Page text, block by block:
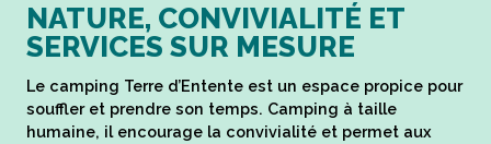
NATURE, CONVIVIALITÉ ET
SERVICES SUR MESURE
Le camping Terre d’Entente est un espace propice pour
souffler et prendre son temps. Camping à taille
humaine, il encourage la convivialité et permet aux